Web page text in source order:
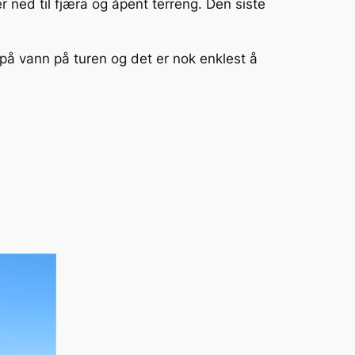
ned til fjæra og åpent terreng. Den siste
vann på turen og det er nok enklest å